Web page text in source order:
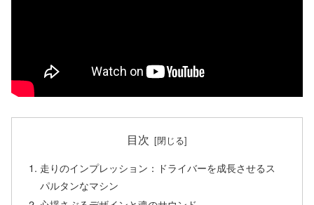
目次
走りのインプレッション：ドライバーを成長させるス
パルタンなマシン